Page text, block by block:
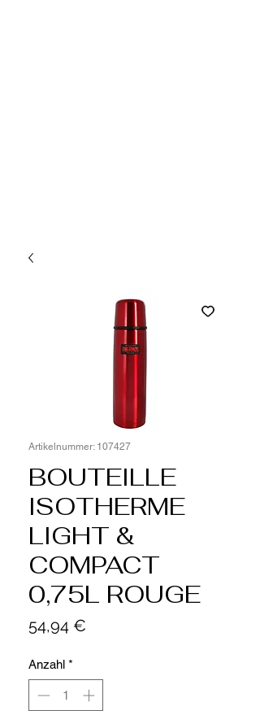
Artikelnummer: 107427
BOUTEILLE
ISOTHERME
LIGHT &
COMPACT
0,75L ROUGE
54,94 €
Anzahl *